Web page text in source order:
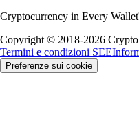
Cryptocurrency in Every
Copyright © 2018-2026
Termini e condizioni SEE
Preferenze sui cookie